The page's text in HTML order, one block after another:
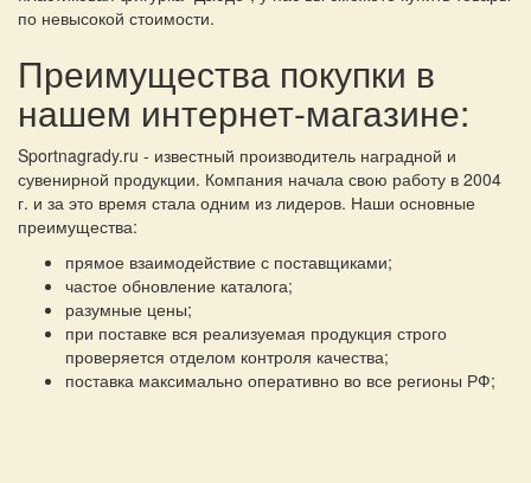
по невысокой стоимости.
Преимущества покупки в
нашем интернет-магазине:
Sportnagrady.ru - известный производитель наградной и
сувенирной продукции. Компания начала свою работу в 2004
г. и за это время стала одним из лидеров. Наши основные
преимущества:
прямое взаимодействие с поставщиками;
частое обновление каталога;
разумные цены;
при поставке вся реализуемая продукция строго
проверяется отделом контроля качества;
поставка максимально оперативно во все регионы РФ;